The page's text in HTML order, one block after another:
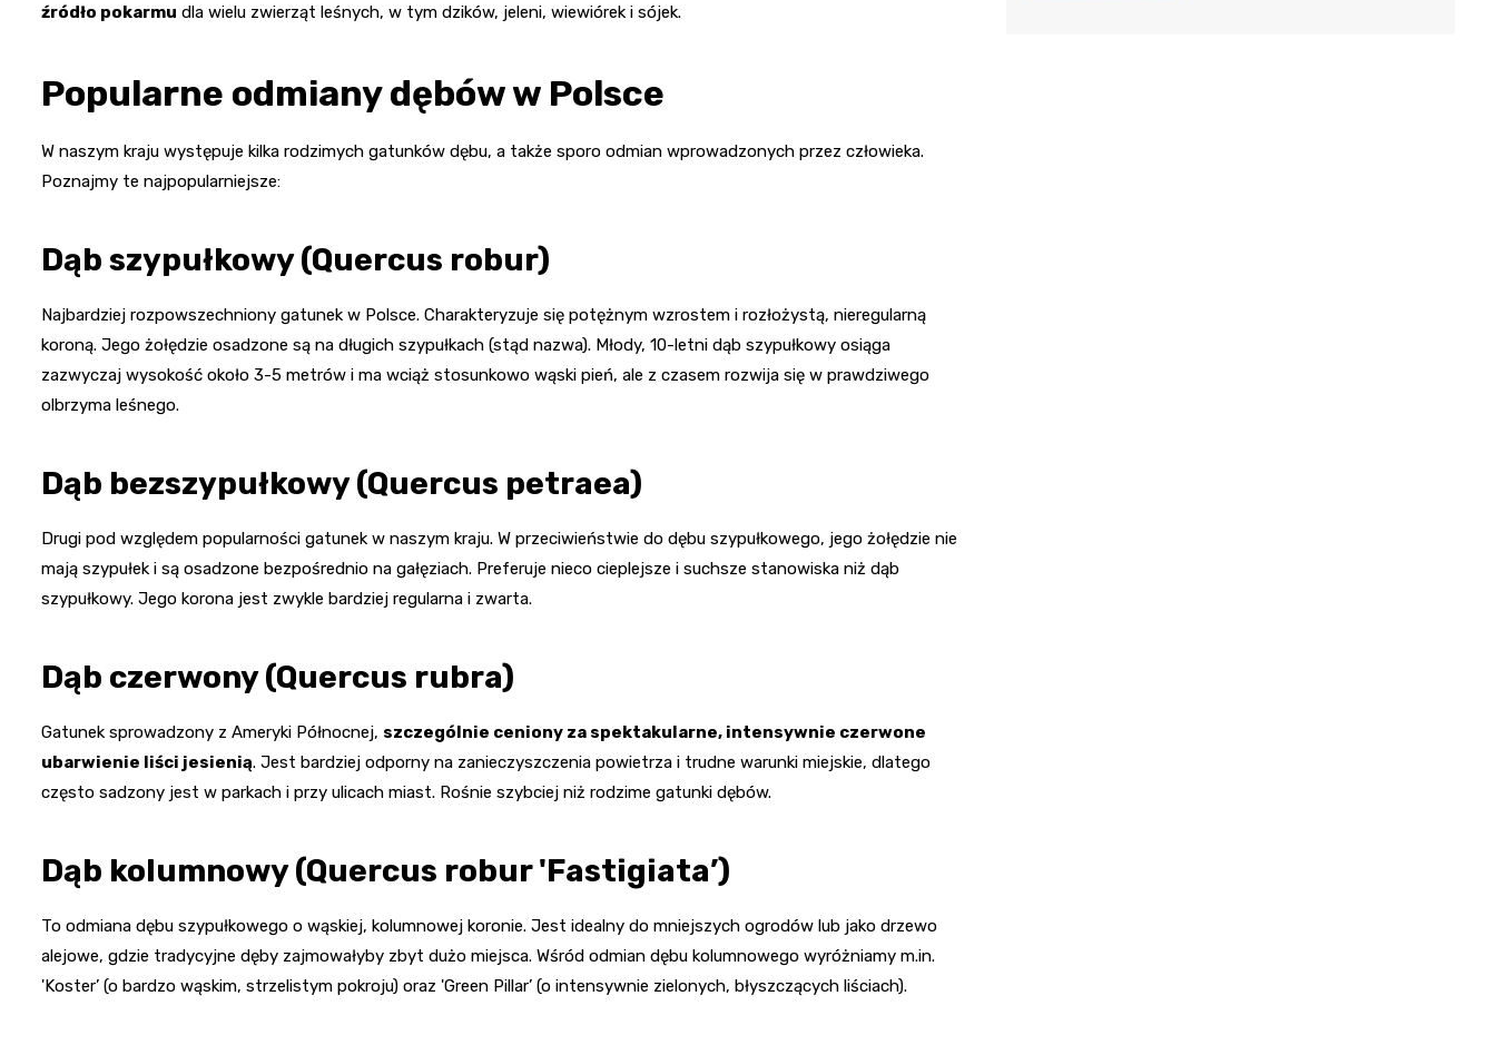
źródło pokarmu dla wielu zwierząt leśnych, w tym dzików, jeleni, wiewiórek i sójek.
Popularne odmiany dębów w Polsce
W naszym kraju występuje kilka rodzimych gatunków dębu, a także sporo odmian wprowadzonych przez człowieka.
Poznajmy te najpopularniejsze:
Dąb szypułkowy (Quercus robur)
Najbardziej rozpowszechniony gatunek w Polsce. Charakteryzuje się potężnym wzrostem i rozłożystą, nieregularną
koroną. Jego żołędzie osadzone są na długich szypułkach (stąd nazwa). Młody, 10-letni dąb szypułkowy osiąga
zazwyczaj wysokość około 3-5 metrów i ma wciąż stosunkowo wąski pień, ale z czasem rozwija się w prawdziwego
olbrzyma leśnego.
Dąb bezszypułkowy (Quercus petraea)
Drugi pod względem popularności gatunek w naszym kraju. W przeciwieństwie do dębu szypułkowego, jego żołędzie nie
mają szypułek i są osadzone bezpośrednio na gałęziach. Preferuje nieco cieplejsze i suchsze stanowiska niż dąb
szypułkowy. Jego korona jest zwykle bardziej regularna i zwarta.
Dąb czerwony (Quercus rubra)
Gatunek sprowadzony z Ameryki Północnej, szczególnie ceniony za spektakularne, intensywnie czerwone
ubarwienie liści jesienią. Jest bardziej odporny na zanieczyszczenia powietrza i trudne warunki miejskie, dlatego
często sadzony jest w parkach i przy ulicach miast. Rośnie szybciej niż rodzime gatunki dębów.
Dąb kolumnowy (Quercus robur 'Fastigiata’)
To odmiana dębu szypułkowego o wąskiej, kolumnowej koronie. Jest idealny do mniejszych ogrodów lub jako drzewo
alejowe, gdzie tradycyjne dęby zajmowałyby zbyt dużo miejsca. Wśród odmian dębu kolumnowego wyróżniamy m.in.
'Koster’ (o bardzo wąskim, strzelistym pokroju) oraz 'Green Pillar’ (o intensywnie zielonych, błyszczących liściach).